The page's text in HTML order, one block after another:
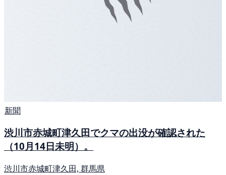
新聞
渋川市赤城町津久田でクマの出没が確認された
（10月14日未明）。
渋川市赤城町津久田, 群馬県